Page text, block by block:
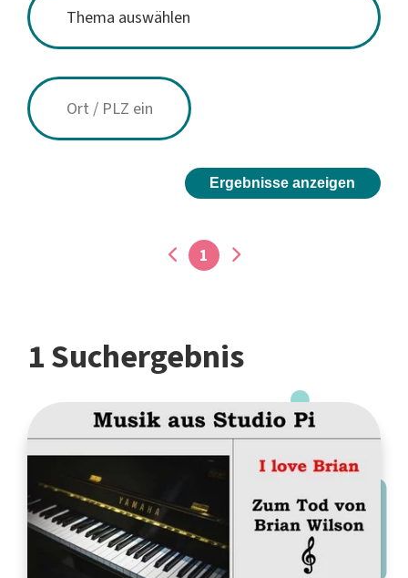
Ergebnisse anzeigen
1
1 Suchergebnis